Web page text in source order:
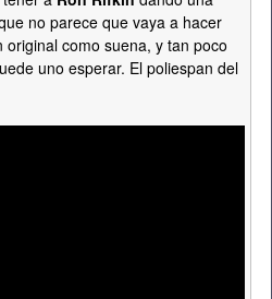
no parece que vaya a hacer
original como suena, y tan poco
uno esperar. El poliespan del